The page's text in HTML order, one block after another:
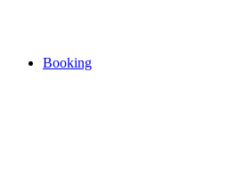
Booking